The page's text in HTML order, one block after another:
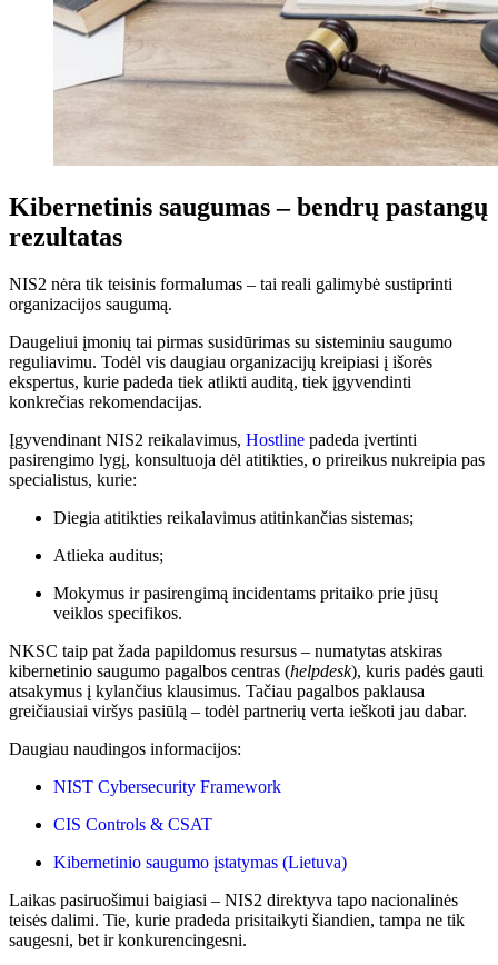
Kibernetinis saugumas – bendrų pastangų
rezultatas
NIS2 nėra tik teisinis formalumas – tai reali galimybė sustiprinti
organizacijos saugumą.
Daugeliui įmonių tai pirmas susidūrimas su sisteminiu saugumo
reguliavimu. Todėl vis daugiau organizacijų kreipiasi į išorės
ekspertus, kurie padeda tiek atlikti auditą, tiek įgyvendinti
konkrečias rekomendacijas.
Įgyvendinant NIS2 reikalavimus, Hostline padeda įvertinti
pasirengimo lygį, konsultuoja dėl atitikties, o prireikus nukreipia pas
specialistus, kurie:
Diegia atitikties reikalavimus atitinkančias sistemas;
Atlieka auditus;
Mokymus ir pasirengimą incidentams pritaiko prie jūsų
veiklos specifikos.
NKSC taip pat žada papildomus resursus – numatytas atskiras
kibernetinio saugumo pagalbos centras (helpdesk), kuris padės gauti
atsakymus į kylančius klausimus. Tačiau pagalbos paklausa
greičiausiai viršys pasiūlą – todėl partnerių verta ieškoti jau dabar.
Daugiau naudingos informacijos:
NIST Cybersecurity Framework
CIS Controls & CSAT
Kibernetinio saugumo įstatymas (Lietuva)
Laikas pasiruošimui baigiasi – NIS2 direktyva tapo nacionalinės
teisės dalimi. Tie, kurie pradeda prisitaikyti šiandien, tampa ne tik
saugesni, bet ir konkurencingesni.